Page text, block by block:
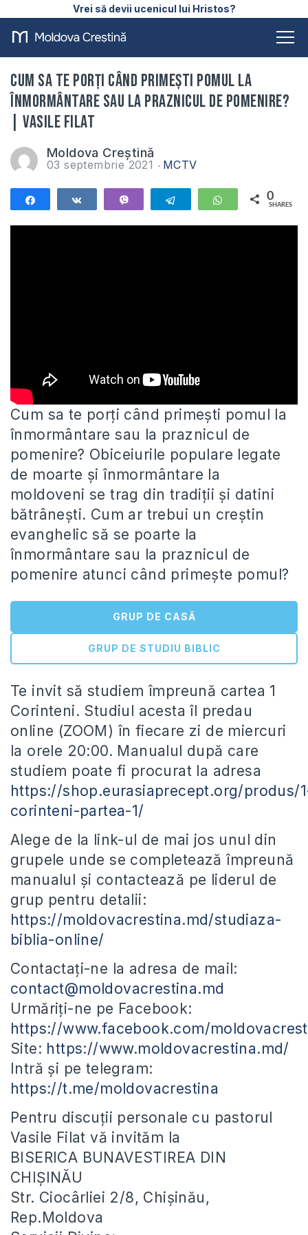
Vrei să devii ucenicul lui Hristos?
Cum sa te porți când primești pomul la
înmormântare sau la praznicul de pomenire?
| Vasile Filat
Moldova Creștină
03 septembrie 2021 MCTV
Telegram WhatsApp
0
SHARES
Cum sa te porți când primești pomul la
înmormântare sau la praznicul de
pomenire? Obiceiurile populare legate
de moarte şiînmormântare la
moldoveni se trag din tradiții și datini
bătrânești. Cum ar trebui un creștin
evanghelic să se poarte la
înmormântare sau la praznicul de
pomenire atunci când primește pomul?
GRUP DE CASĂ
GRUP DE STUDIU BIBLIC
Te invit să studiem împreună cartea 1
Corinteni. Studiul acesta îl predau
online (ZOOM) în fiecare zi de miercuri
la orele 20:00. Manualul după care
studiem poate fi procurat la adresa
https://shop.eurasiaprecept.org/produs/
corinteni-partea-1/
Alege de la link-ul de mai jos unul din
grupele unde se completează împreună
manualul și contactează pe liderul de
grup pentru detalii:
https://moldovacrestina.md/studiaza-
biblia-online/
Contactați-ne la adresa de mail:
contact@moldovacrestina.md
Urmăriți-ne pe Facebook:
https://www.facebook.com/
Site: https://www.moldovacrestina.md/
Intră și pe telegram:
https://t.me/moldovacrestina
Pentru discuții personale cu pastorul
Vasile Filat vă invităm la
BISERICA BUNAVESTIREA DIN
CHIȘINĂU
Str. Ciocârliei 2/8, Chișinău,
Rep.Moldova